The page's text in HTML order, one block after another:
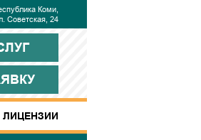
Коми,
Советская, 24
ЛИЦЕНЗИИ